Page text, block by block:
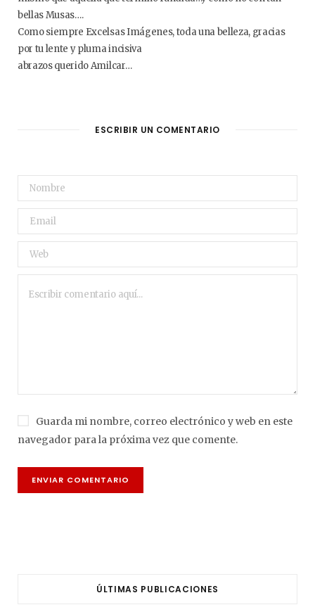
bellas Musas….
Como siempre Excelsas Imágenes, toda una belleza, gracias
por tu lente y pluma incisiva
abrazos querido Amilcar…
ESCRIBIR UN COMENTARIO
Guarda mi nombre, correo electrónico y web en este
navegador para la próxima vez que comente.
ÚLTIMAS PUBLICACIONES